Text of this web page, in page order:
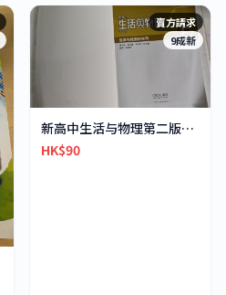
賣方請求
9成新
新高中生活与物理第二版能量和能源的使用E3
HK$90